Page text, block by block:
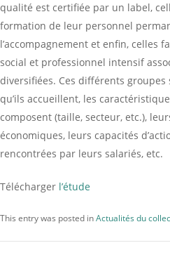
qualité est certifiée par un label,
formation de leur personnel
l’accompagnement et enfin, celles
social et professionnel intensif
diversifiées. Ces différents
qu’ils accueillent, les
composent (taille, secteur, etc.),
économiques, leurs capacités
rencontrées par leurs salariés, etc.
Télécharger l’étude
This entry was posted inActualités du